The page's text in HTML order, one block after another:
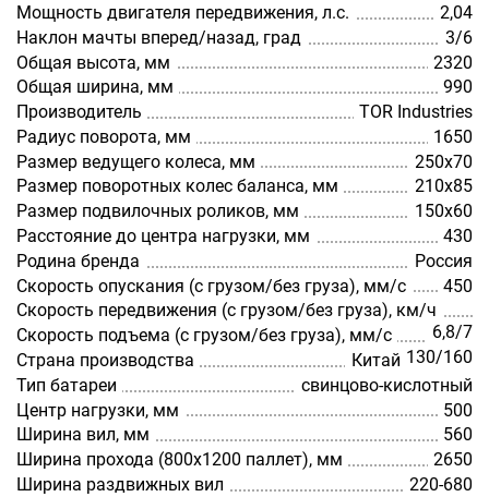
Мощность двигателя передвижения, л.с.
2,04
Наклон мачты вперед/назад, град
3/6
Общая высота, мм
2320
Общая ширина, мм
990
Производитель
TOR Industries
Радиус поворота, мм
1650
Размер ведущего колеса, мм
250х70
Размер поворотных колес баланса, мм
210х85
Размер подвилочных роликов, мм
150х60
Расстояние до центра нагрузки, мм
430
Родина бренда
Россия
Скорость опускания (с грузом/без груза), мм/с
450
Скорость передвижения (с грузом/без груза), км/ч
6,8/7
Скорость подъема (с грузом/без груза), мм/с
130/160
Страна производства
Китай
Тип батареи
cвинцово-кислотный
Центр нагрузки, мм
500
Ширина вил, мм
560
Ширина прохода (800х1200 паллет), мм
2650
Ширина раздвижных вил
220-680